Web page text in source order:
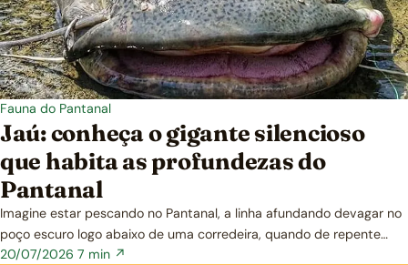
Fauna do Pantanal
Jaú: conheça o gigante silencioso
que habita as profundezas do
Pantanal
Imagine estar pescando no Pantanal, a linha afundando devagar no
poço escuro logo abaixo de uma corredeira, quando de repente…
20/07/2026 7 min ↗